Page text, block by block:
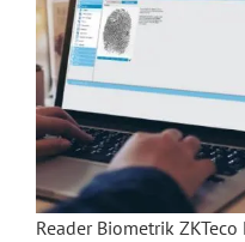
Reader Biometrik